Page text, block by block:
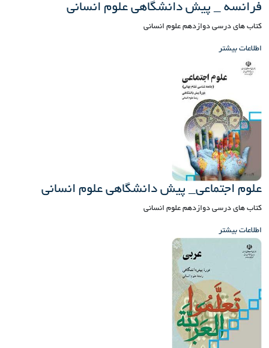
فرانسه _ پیش دانشگاهی علوم انسانی
کتاب های درسی دوازدهم علوم انسانی
اطلاعات بیشتر
علوم اجتماعی_ پیش دانشگاهی علوم انسانی
کتاب های درسی دوازدهم علوم انسانی
اطلاعات بیشتر